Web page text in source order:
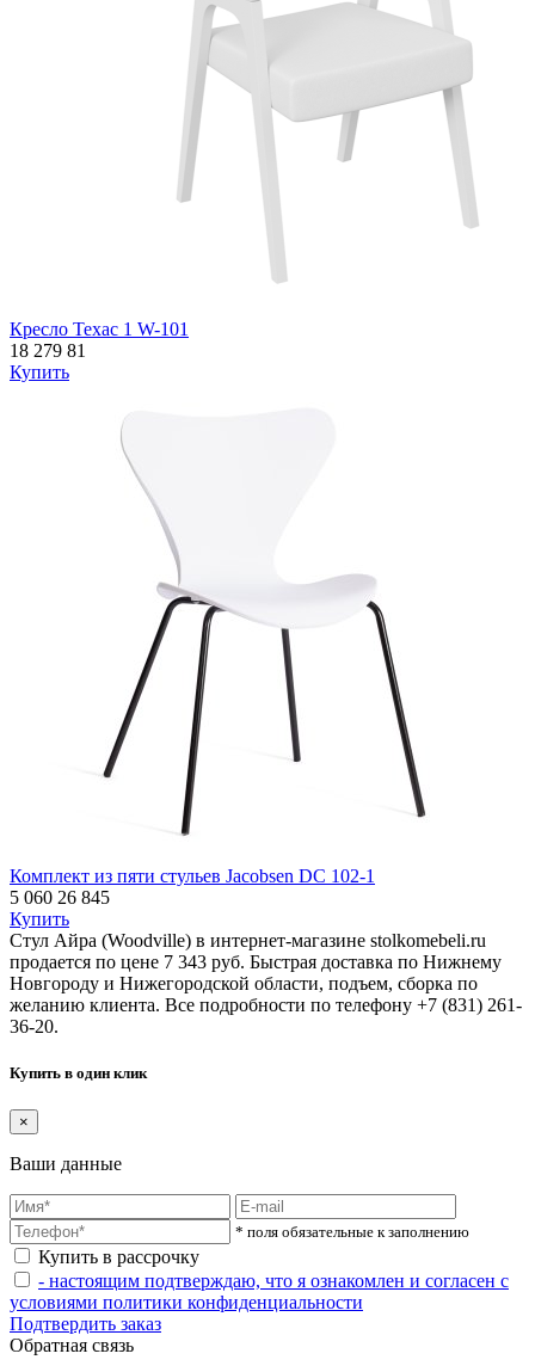
Кресло Техас 1 W-101
18 279 81
Купить
Комплект из пяти стульев Jacobsen DC 102-1
5 060 26 845
Купить
Стул Айра (Woodville) в интернет-магазине stolkomebeli.ru
продается по цене 7 343 руб. Быстрая доставка по Нижнему
Новгороду и Нижегородской области, подъем, сборка по
желанию клиента. Все подробности по телефону +7 (831) 261-
36-20.
Купить в один клик
×
Ваши данные
* поля обязательные к заполнению
Купить в рассрочку
- настоящим подтверждаю, что я ознакомлен и согласен с
условиями политики конфиденциальности
Подтвердить заказ
Обратная связь